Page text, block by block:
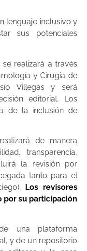
lenguaje inclusivo y
sus potenciales
realizará a través
y Cirugía de
Villegas y será
editorial. Los
de la inclusión de
de manera
transparencia,
la revisión por
tanto para el
Los revisores
su participación
una plataforma
y de un repositorio